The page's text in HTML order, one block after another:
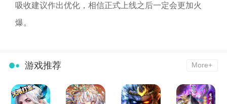
吸收建议作出优化，相信正式上线之后一定会更加火
爆。
游戏推荐 More+